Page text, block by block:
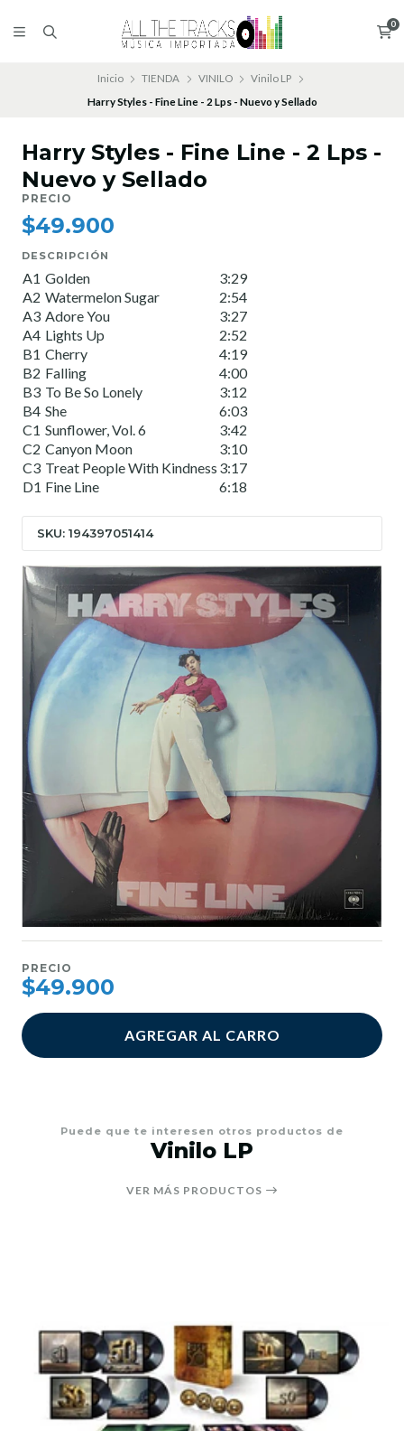
0
Inicio TIENDA VINILO
Vinilo LP
Harry Styles - Fine Line - 2 Lps - Nuevo y Sellado
Harry Styles - Fine Line - 2 Lps -
Nuevo y Sellado
PRECIO
$49.900
DESCRIPCIÓN
A1 Golden
3:29
A2 Watermelon Sugar
2:54
A3 Adore You
3:27
A4 Lights Up
2:52
B1 Cherry
4:19
B2 Falling
4:00
B3 To Be So Lonely
3:12
B4 She
6:03
C1 Sunflower, Vol. 6
3:42
C2 Canyon Moon
3:10
C3 Treat People With Kindness 3:17
D1 Fine Line 6:18
SKU: 194397051414
PRECIO
$49.900
AGREGAR AL CARRO
Puede que te interesen otros productos de
Vinilo LP
VER MÁS PRODUCTOS